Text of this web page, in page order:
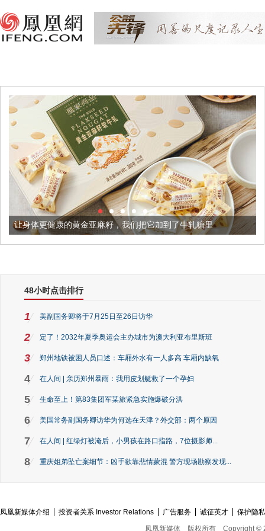
让身体更健康的黄金亚麻籽，我们把它加到了牛轧糖里
48小时点击排行
1 美副国务卿将于7月25日至26日访华
2 定了！2032年夏季奥运会主办城市为澳大利亚布里斯班
3 郑州地铁被困人员口述：车厢外水有一人多高 车厢内缺氧
4 在人间 | 亲历郑州暴雨：我用皮划艇救了一个孕妇
5 生命至上！第83集团军某旅紧急实施爆破分洪
6 美国常务副国务卿访华为何选在天津？外交部：两个原因
7 在人间 | 红绿灯被淹后，小男孩在路口指路，7位摄影师...
8 重庆姐弟坠亡案细节：凶手欲靠悲情蒙混 警方现场勘察发现...
凤凰新媒体介绍 投资者关系 Investor Relations 广告服务 诚征英才
保护隐
凤凰新媒体
版权所有 Copyright ©